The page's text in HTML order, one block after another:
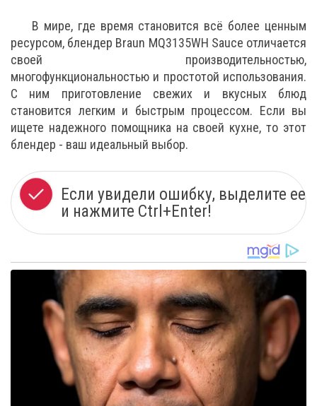
В мире, где время становится всё более ценным
ресурсом, блендер Braun MQ3135WH Sauce отличается
своей производительностью,
многофункциональностью и простотой использования.
С ним приготовление свежих и вкусных блюд
становится легким и быстрым процессом. Если вы
ищете надежного помощника на своей кухне, то этот
блендер - ваш идеальный выбор.
Если увидели ошибку, выделите ее
и нажмите Ctrl+Enter!